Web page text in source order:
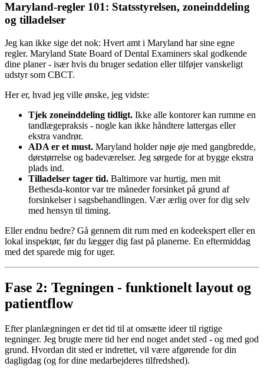
Maryland-regler 101: Statsstyrelsen, zoneinddeling
og tilladelser
Jeg kan ikke sige det nok: Hvert amt i Maryland har sine egne
regler. Maryland State Board of Dental Examiners skal godkende
dine planer - især hvis du bruger sedation eller tilføjer vanskeligt
udstyr som CBCT.
Her er, hvad jeg ville ønske, jeg vidste:
Tjek zoneinddeling tidligt. Ikke alle kontorer kan rumme en
tandlægepraksis - nogle kan ikke håndtere lattergas eller
ekstra vandrør.
ADA er et must. Maryland holder nøje øje med gangbredde,
dørstørrelse og badeværelser. Jeg sørgede for at bygge ekstra
plads ind.
Tilladelser tager tid. Baltimore var hurtig, men mit
Bethesda-kontor var tre måneder forsinket på grund af
forsinkelser i sagsbehandlingen. Vær ærlig over for dig selv
med hensyn til timing.
Eller endnu bedre? Gå gennem dit rum med en kodeekspert eller en
lokal inspektør, før du lægger dig fast på planerne. En eftermiddag
med det sparede mig for uger.
Fase 2: Tegningen - funktionelt layout og
patientflow
Efter planlægningen er det tid til at omsætte ideer til rigtige
tegninger. Jeg brugte mere tid her end noget andet sted - og med god
grund. Hvordan dit sted er indrettet, vil være afgørende for din
dagligdag (og for dine medarbejderes tilfredshed).